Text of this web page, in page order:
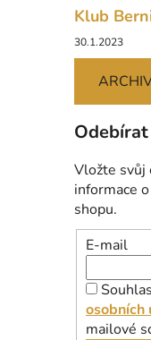
Klub
30.1.2023
Vložte svůj
informace
shopu.
E-mail
osobních
mailové